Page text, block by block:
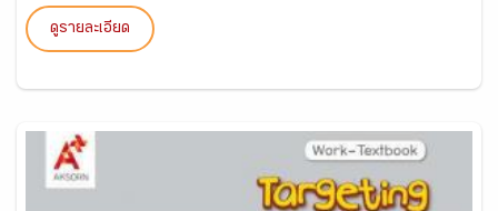
ดูรายละเอียด